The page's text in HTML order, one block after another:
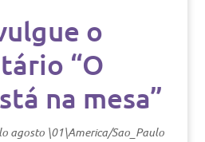
o
“O
na mesa”
agosto \01\America/Sao_Paulo